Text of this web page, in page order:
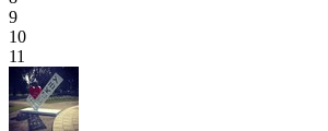
9
10
11